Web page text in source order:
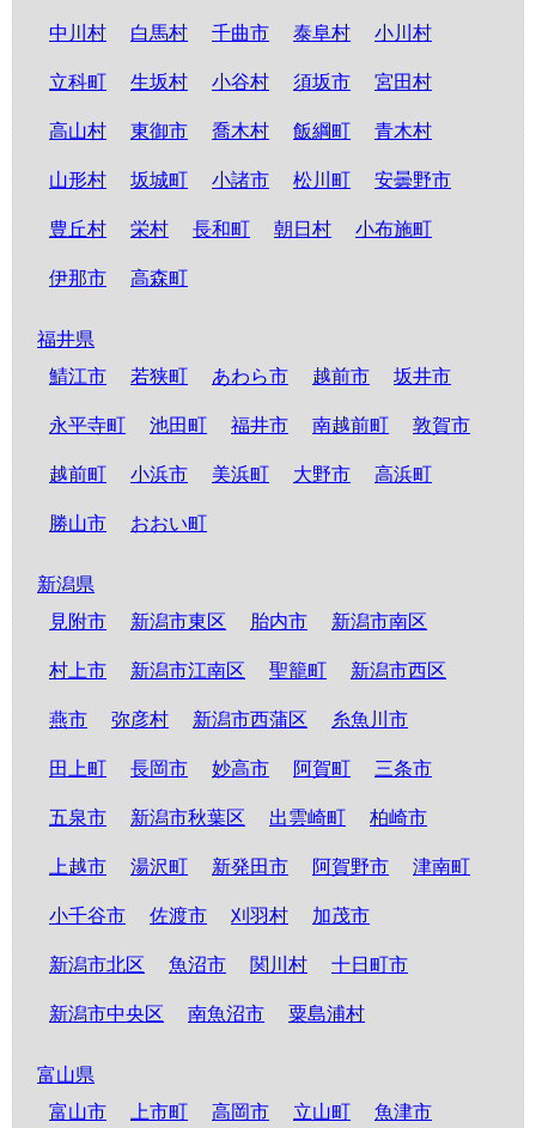
中川村 白馬村 千曲市 泰阜村 小川村
立科町 生坂村 小谷村 須坂市 宮田村
高山村 東御市 喬木村 飯綱町 青木村
山形村 坂城町 小諸市 松川町 安曇野市
豊丘村 栄村 長和町 朝日村 小布施町
伊那市 高森町
福井県
鯖江市
若狭町 あわら市 越前市 坂井市
永平寺町 池田町 福井市 南越前町 敦賀市
越前町 小浜市 美浜町 大野市 高浜町
勝山市 おおい町
新潟県
見附市
新潟市東区 胎内市 新潟市南区
村上市 新潟市江南区 聖籠町 新潟市西区
燕市 弥彦村 新潟市西蒲区 糸魚川市
田上町 長岡市 妙高市 阿賀町 三条市
五泉市 新潟市秋葉区 出雲崎町 柏崎市
上越市 湯沢町 新発田市 阿賀野市 津南町
小千谷市 佐渡市 刈羽村 加茂市
新潟市北区 魚沼市 関川村 十日町市
新潟市中央区 南魚沼市 粟島浦村
富山県
富山市
上市町 高岡市 立山町 魚津市